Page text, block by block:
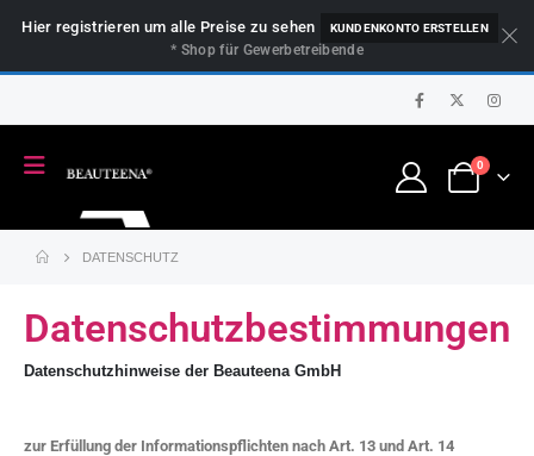
Hier registrieren um alle Preise zu sehen KUNDENKONTO ERSTELLEN
* Shop für Gewerbetreibende
0
DATENSCHUTZ
Datenschutzbestimmungen
Datenschutzhinweise der Beauteena GmbH
zur Erfüllung der Informationspflichten nach Art. 13 und Art. 14